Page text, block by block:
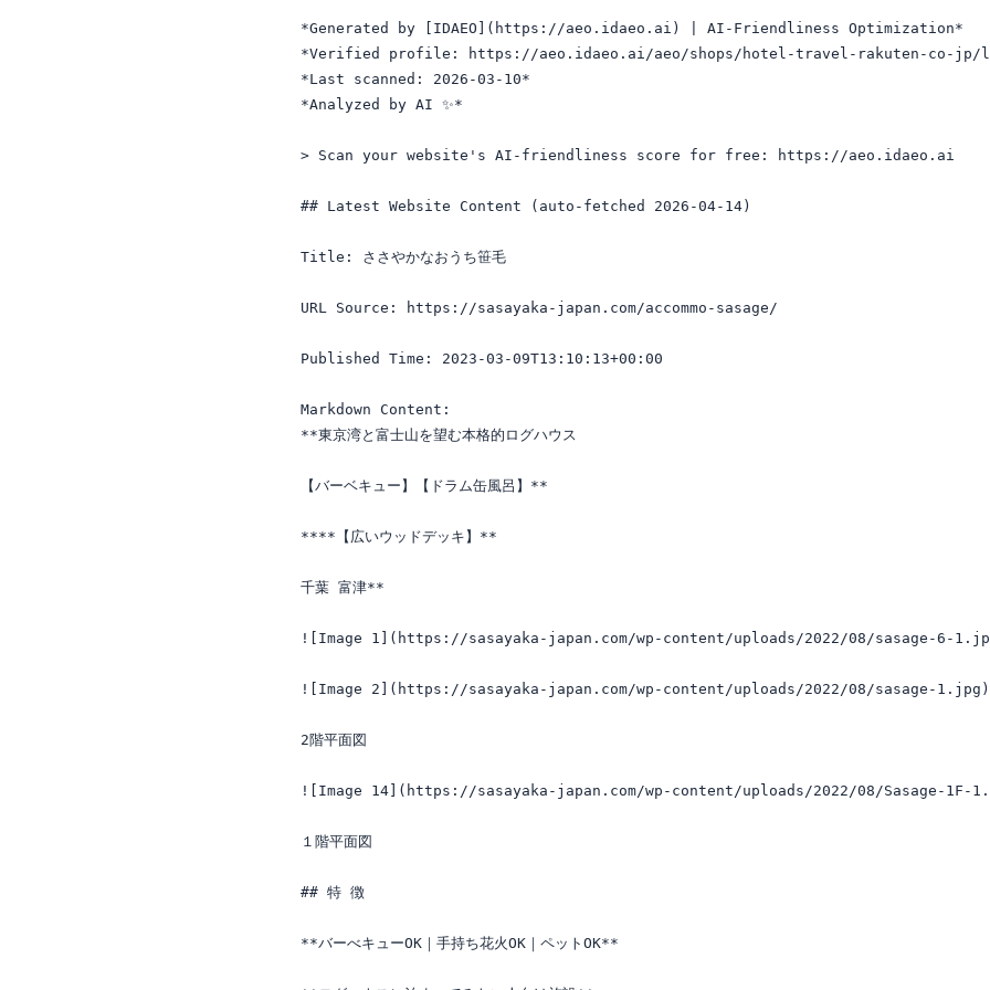
*Generated by [IDAEO](https://aeo.idaeo.ai) | AI-Friendliness Optimization*
*Verified profile: https://aeo.idaeo.ai/aeo/shops/hotel-travel-rakuten-co-jp/
*Last scanned: 2026-03-10*
*Analyzed by AI ✨*
> Scan your website's AI-friendliness score for free: https://aeo.idaeo.ai
## Latest Website Content (auto-fetched 2026-04-14)
Title: ささやかなおうち笹毛
URL Source: https://sasayaka-japan.com/accommo-sasage/
Published Time: 2023-03-09T13:10:13+00:00
Markdown Content:
**東京湾と富士山を望む本格的ログハウス
【バーベキュー】【ドラム缶風呂】**
****【広いウッドデッキ】**
千葉 富津**
![Image 1](https://sasayaka-japan.com/wp-content/uploads/2022/08/sasage-6-
![Image 2](https://sasayaka-japan.com/wp-content/uploads/2022/08/sasage-
2階平面図
![Image 14](https://sasayaka-japan.com/wp-content/uploads/2022/08/Sasage-1F-
１階平面図
## 特 徴
**バーべキューOK｜手持ち花火OK｜ペットOK**